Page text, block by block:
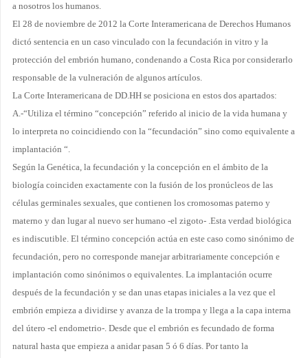
a nosotros los humanos.
El 28 de noviembre de 2012 la Corte Interamericana de Derechos Humanos
dictó sentencia en un caso vinculado con la fecundación in vitro y la
protección del embrión humano, condenando a Costa Rica por considerarlo
responsable de la vulneración de algunos artículos.
La Corte Interamericana de DD.HH se posiciona en estos dos apartados:
A.-“Utiliza el término “concepción” referido al inicio de la vida humana y
lo interpreta no coincidiendo con la “fecundación” sino como equivalente a
implantación “.
Según la Genética, la fecundación y la concepción en el ámbito de la
biología coinciden exactamente con la fusión de los pronúcleos de las
células germinales sexuales, que contienen los cromosomas paterno y
materno y dan lugar al nuevo ser humano -el zigoto- .Esta verdad biológica
es indiscutible. El término concepción actúa en este caso como sinónimo de
fecundación, pero no corresponde manejar arbitrariamente concepción e
implantación como sinónimos o equivalentes. La implantación ocurre
después de la fecundación y se dan unas etapas iniciales a la vez que el
embrión empieza a dividirse y avanza de la trompa y llega a la capa interna
del útero -el endometrio-. Desde que el embrión es fecundado de forma
natural hasta que empieza a anidar pasan 5 ó 6 días. Por tanto la